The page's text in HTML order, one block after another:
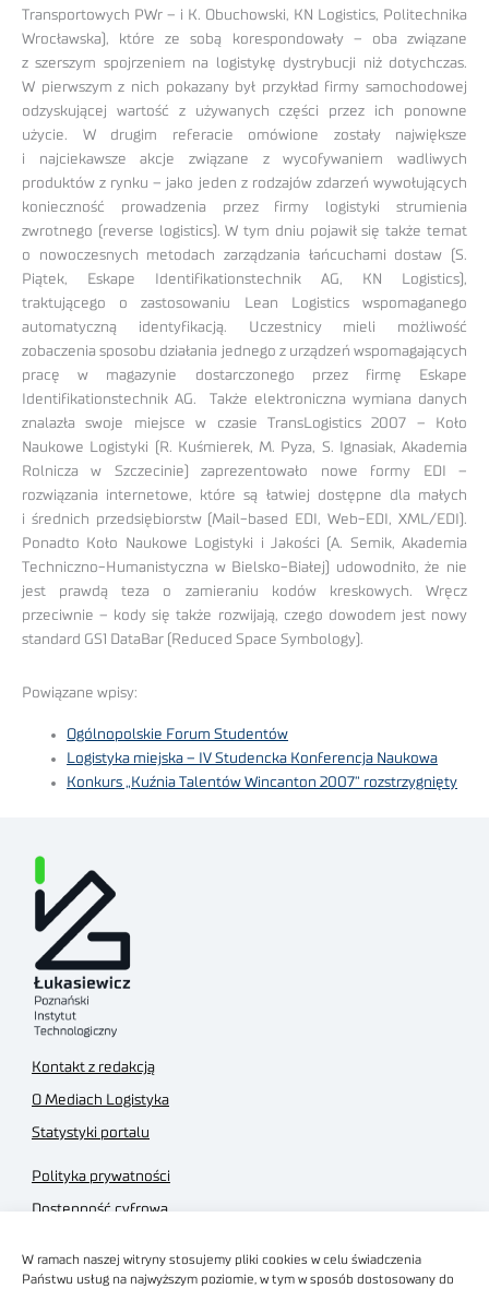
W ramach naszej witryny stosujemy pliki cookies w celu świadczenia
Państwu usług na najwyższym poziomie, w tym w sposób dostosowany do
Transportowych PWr – i K. Obuchowski, KN Logistics, Politechnika
Wrocławska), które ze sobą korespondowały – oba związane
z szerszym spojrzeniem na logistykę dystrybucji niż dotychczas.
W pierwszym z nich pokazany był przykład firmy samochodowej
odzyskującej wartość z używanych części przez ich ponowne
użycie. W drugim referacie omówione zostały największe
i najciekawsze akcje związane z wycofywaniem wadliwych
produktów z rynku – jako jeden z rodzajów zdarzeń wywołujących
konieczność prowadzenia przez firmy logistyki strumienia
zwrotnego (reverse logistics). W tym dniu pojawił się także temat
o nowoczesnych metodach zarządzania łańcuchami dostaw (S.
Piątek, Eskape Identifikationstechnik AG, KN Logistics),
traktującego o zastosowaniu Lean Logistics wspomaganego
automatyczną identyfikacją. Uczestnicy mieli możliwość
zobaczenia sposobu działania jednego z urządzeń wspomagających
pracę w magazynie dostarczonego przez firmę Eskape
Identifikationstechnik AG. Także elektroniczna wymiana danych
znalazła swoje miejsce w czasie TransLogistics 2007 – Koło
Naukowe Logistyki (R. Kuśmierek, M. Pyza, S. Ignasiak, Akademia
Rolnicza w Szczecinie) zaprezentowało nowe formy EDI –
rozwiązania internetowe, które są łatwiej dostępne dla małych
i średnich przedsiębiorstw (Mail-based EDI, Web-EDI, XML/EDI).
Ponadto Koło Naukowe Logistyki i Jakości (A. Semik, Akademia
Techniczno-Humanistyczna w Bielsko-Białej) udowodniło, że nie
jest prawdą teza o zamieraniu kodów kreskowych. Wręcz
przeciwnie – kody się także rozwijają, czego dowodem jest nowy
standard GS1 DataBar (Reduced Space Symbology).
Powiązane wpisy:
Ogólnopolskie Forum Studentów
Logistyka miejska – IV Studencka Konferencja Naukowa
Konkurs „Kuźnia Talentów Wincanton 2007” rozstrzygnięty
Kontakt z redakcją
O Mediach Logistyka
Statystyki portalu
Polityka prywatności
Dostępność cyfrowa
Regulamin sklepu